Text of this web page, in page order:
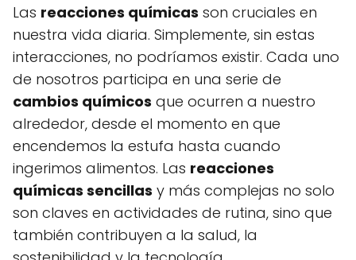
Las reacciones químicas son cruciales en
nuestra vida diaria. Simplemente, sin estas
interacciones, no podríamos existir. Cada uno
de nosotros participa en una serie de
cambios químicos que ocurren a nuestro
alrededor, desde el momento en que
encendemos la estufa hasta cuando
ingerimos alimentos. Las reacciones
químicas sencillas y más complejas no solo
son claves en actividades de rutina, sino que
también contribuyen a la salud, la